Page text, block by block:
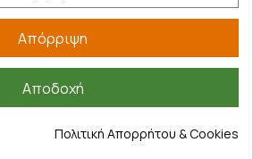
Απόρριψη
Αποδοχή
Πολιτική Απορρήτου & Cookies